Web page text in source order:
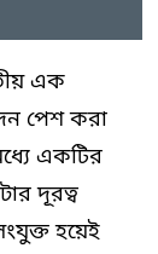
এক
পেশ করা
একটির
দূরত্ব
হয়েই